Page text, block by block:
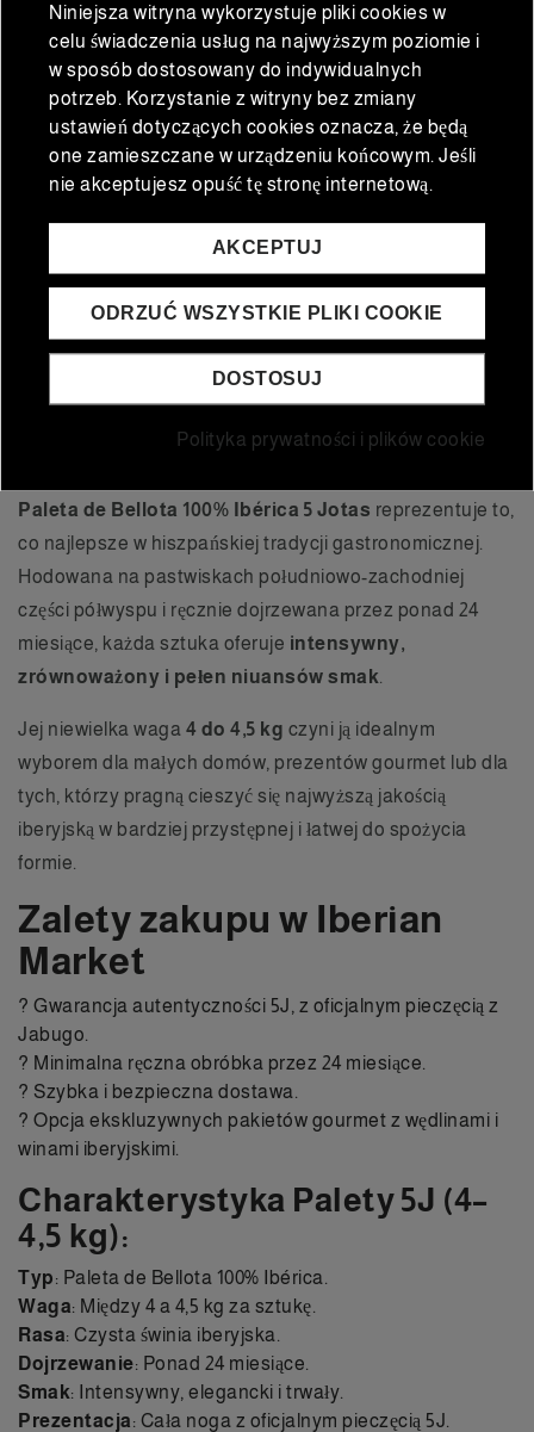
6,75 €8,44 €
Cena normalna
DODAĆ DO KOSZYKA
195,00 €243,75 €
Cena normalna
DODAĆ DO KOSZYKA
OPIS
Paleta 5J (4–4,5 kg):
autentyczny smak
Paleta de Bellota 100% Ibérica 5 Jotas reprezentuje to,
co najlepsze w hiszpańskiej tradycji gastronomicznej.
Hodowana na pastwiskach południowo-zachodniej
części półwyspu i ręcznie dojrzewana przez ponad 24
miesiące, każda sztuka oferuje intensywny,
zrównoważony i pełen niuansów smak
Jej niewielka waga 4 do 4,5 kg czyni ją idealnym
wyborem dla małych domów, prezentów gourmet lub dla
tych, którzy pragną cieszyć się najwyższą jakością
iberyjską w bardziej przystępnej i łatwej do spożycia
formie.
Zalety zakupu w Iberian
Market
? Gwarancja autentyczności 5J, z oficjalnym pieczęcią z
Jabugo.
? Minimalna ręczna obróbka przez 24 miesiące.
? Szybka i bezpieczna dostawa.
? Opcja ekskluzywnych pakietów gourmet z wędlinami i
winami iberyjskimi.
Charakterystyka Palety 5J (4–
4,5 kg):
Typ: Paleta de Bellota 100% Ibérica.
Waga: Między 4 a 4,5 kg za sztukę.
Rasa: Czysta świnia iberyjska.
Dojrzewanie: Ponad 24 miesiące.
Smak: Intensywny, elegancki i trwały.
Prezentacja: Cała noga z oficjalnym pieczęcią 5J.
Niniejsza witryna wykorzystuje pliki cookies w
celu świadczenia usług na najwyższym poziomie i
w sposób dostosowany do indywidualnych
potrzeb. Korzystanie z witryny bez zmiany
ustawień dotyczących cookies oznacza, że będą
one zamieszczane w urządzeniu końcowym. Jeśli
nie akceptujesz opuść tę stronę internetową.
AKCEPTUJ
ODRZUĆ WSZYSTKIE PLIKI COOKIE
DOSTOSUJ
Polityka prywatności i plików cookie